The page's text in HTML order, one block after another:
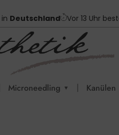
Deutschland Vor 13 Uhr
Microneedling ▼ | Kanülen